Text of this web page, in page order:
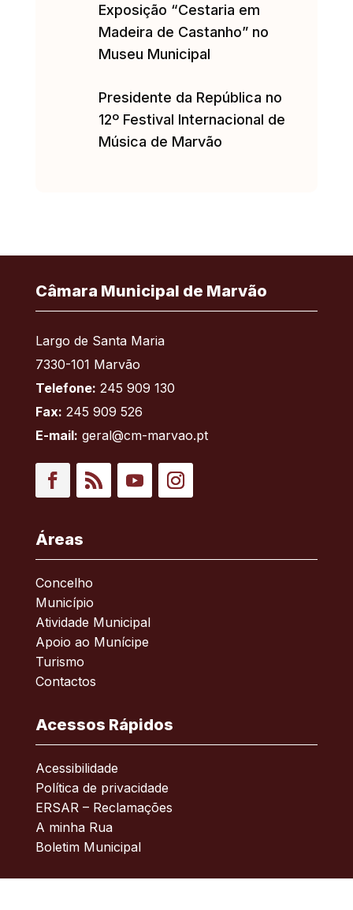
Exposição “Cestaria em
Madeira de Castanho” no
Museu Municipal
Presidente da República no
12º Festival Internacional de
Música de Marvão
Câmara Municipal de Marvão
Largo de Santa Maria
7330-101 Marvão
Telefone: 245 909 130
Fax: 245 909 526
E-mail: geral@cm-marvao.pt
Áreas
Concelho
Município
Atividade Municipal
Apoio ao Munícipe
Turismo
Contactos
Acessos Rápidos
Acessibilidade
Política de privacidade
ERSAR – Reclamações
A minha Rua
Boletim Municipal